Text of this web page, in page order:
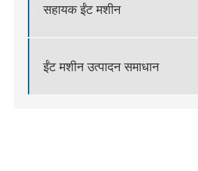
सहायक ईंट मशीन
ईंट मशीन उत्पादन समाधान